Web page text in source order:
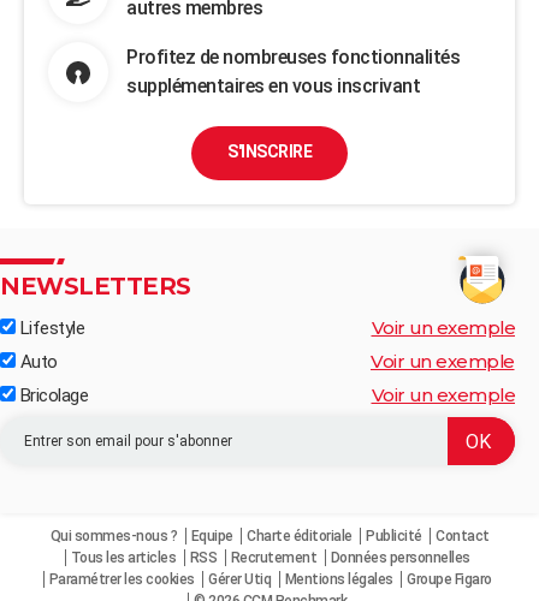
autres membres
Profitez de nombreuses fonctionnalités
supplémentaires en vous inscrivant
S'INSCRIRE
NEWSLETTERS
Lifestyle Voir un exemple
Auto Voir un exemple
Bricolage Voir un exemple
Qui sommes-nous ? Equipe Charte éditoriale Publicité
Contact
Tous les articles
RSS Recrutement
Données personnelles
Paramétrer les cookies
Gérer Utiq Mentions légales
Groupe Figaro